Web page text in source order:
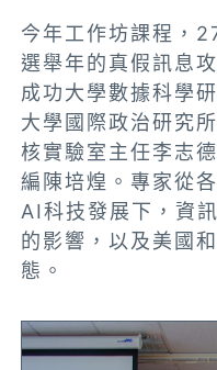
今年工作坊課程，
選舉年的真假訊息
成功大學數據科學
大學國際政治研究
核實驗室主任李志
編陳培煌。專家從
AI科技發展下，資
的影響，以及美國
態。